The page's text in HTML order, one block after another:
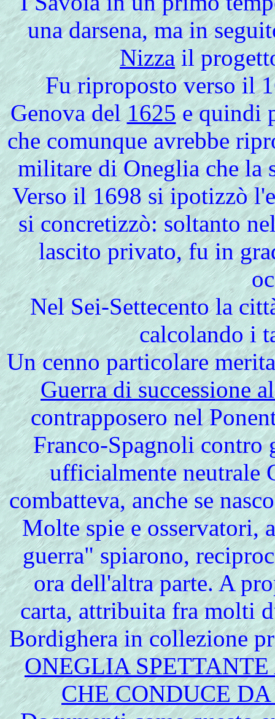
una darsena, ma in
Nizzail
Fu riproposto verso il
Genova del1625e quindi
che comunque avrebbe
militare di Oneglia che la
Verso il 1698 si ipotizzò
si concretizzò: soltanto
lascito privato, fu in
Nel Sei-Settecento la
calcolando i
Un cenno particolare
Guerra di successione
contrapposero nel
Franco-Spagnoli contro
ufficialmente neutrale
combatteva, anche se
Molte spie e osservatori,
guerra" spiarono,
ora dell'altra parte. A
carta, attribuita fra molti
Bordighera in collezione
ONEGLIA
CHE CONDUCE